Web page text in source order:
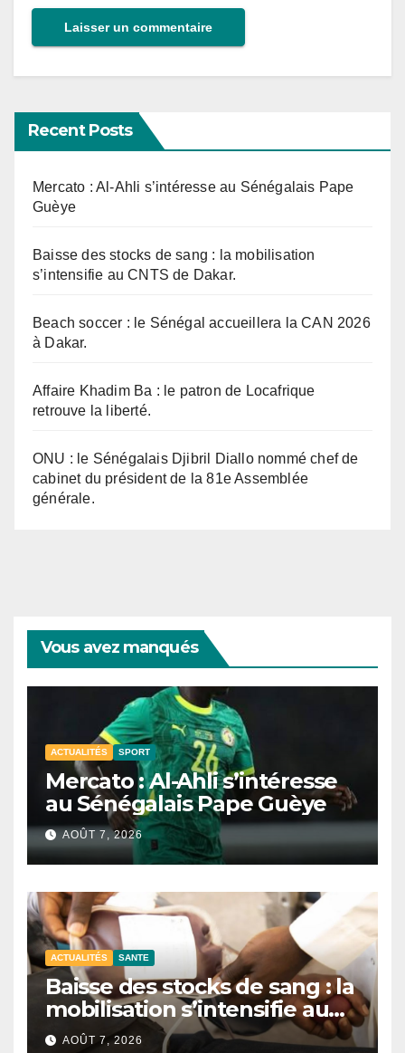
Recent Posts
Mercato : Al-Ahli s’intéresse au Sénégalais Pape
Guèye
Baisse des stocks de sang : la mobilisation
s’intensifie au CNTS de Dakar.
Beach soccer : le Sénégal accueillera la CAN 2026
à Dakar.
Affaire Khadim Ba : le patron de Locafrique
retrouve la liberté.
ONU : le Sénégalais Djibril Diallo nommé chef de
cabinet du président de la 81e Assemblée
générale.
Vous avez manqués
ACTUALITÉS SPORT
Mercato : Al-Ahli s’intéresse
au Sénégalais Pape Guèye
AOÛT 7, 2026
ACTUALITÉS SANTE
Baisse des stocks de sang : la
mobilisation s’intensifie au
CNTS de Dakar.
AOÛT 7, 2026